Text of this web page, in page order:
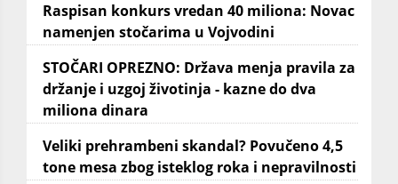
Raspisan konkurs vredan 40 miliona: Novac
namenjen stočarima u Vojvodini
STOČARI OPREZNO: Država menja pravila za
držanje i uzgoj životinja - kazne do dva
miliona dinara
Veliki prehrambeni skandal? Povučeno 4,5
tone mesa zbog isteklog roka i nepravilnosti